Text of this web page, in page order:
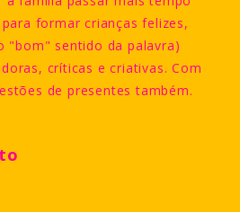
formar crianças felizes,
"bom" sentido da palavra)
críticas e criativas. Com
de presentes também.